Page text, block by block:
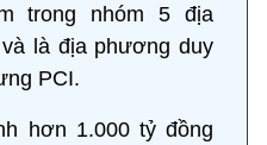
trong nhóm 5 địa
là địa phương duy
PCI.
hơn 1.000 tỷ đồng